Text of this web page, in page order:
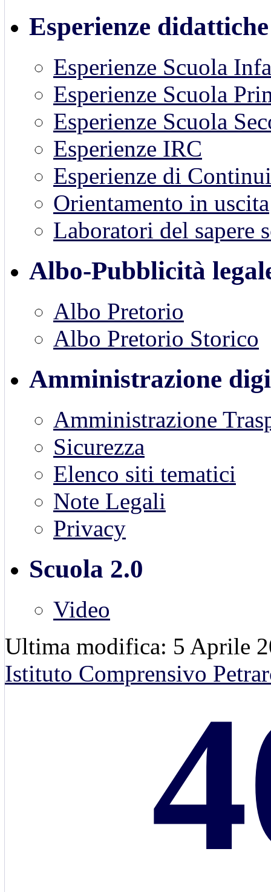
Esperienze didattiche
Esperienze Scuola
Esperienze Scuola
Esperienze Scuola
Esperienze IRC
Esperienze di
Orientamento in uscita
Laboratori del sapere
Albo-Pubblicità
Albo Pretorio
Albo Pretorio Storico
Amministrazione
Amministrazione
Sicurezza
Elenco siti tematici
Note Legali
Privacy
Scuola 2.0
Video
Ultima modifica: 5 Aprile
Istituto Comprensivo